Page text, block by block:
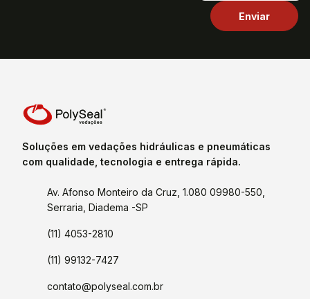
Soluções em vedações hidráulicas e pneumáticas
com qualidade, tecnologia e entrega rápida.
Av. Afonso Monteiro da Cruz, 1.080 09980-550,
Serraria, Diadema -SP
(11) 4053-2810
(11) 99132-7427
contato@polyseal.com.br